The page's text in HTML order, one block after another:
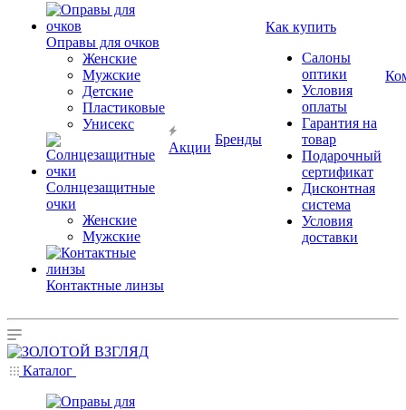
Оправы для очков
Женские
Мужские
Детские
Пластиковые
Унисекс
Солнцезащитные
очки
Женские
Мужские
Контактные линзы
Акции
Бренды
Как купить
Салоны
оптики
Условия
оплаты
Гарантия на
товар
Подарочный
сертификат
Дисконтная
система
Условия
доставки
Каталог